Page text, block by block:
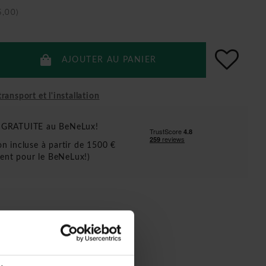
AJOUTER AU PANIER
et l'installation
au BeNeLux!
incluse à partir de 1500 €
pour le BeNeLux!)